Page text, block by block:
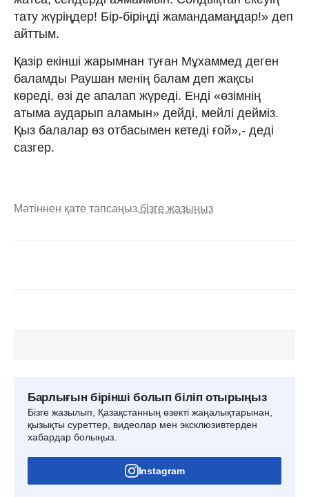
тату жүріңдер! Бір-біріңді жамандамаңдар!» деп
айттым.
Қазір екінші жарымнан туған Мұхаммед деген
баламды Раушан менің балам деп жақсы
көреді, өзі де апалап жүреді. Енді «өзімнің
атыма аударып аламын» дейді, мейлі дейміз.
Қыз балалар өз отбасымен кетеді ғой»,- деді
сазгер.
Мәтіннен қате тапсаңыз,бізге жазыңыз
Барлығын бірінші болып біліп отырыңыз
Бізге жазылып, Қазақстанның өзекті жаңалықтарынан,
қызықты суреттер, видеолар мен эксклюзивтерден
хабардар болыңыз.
Instagram